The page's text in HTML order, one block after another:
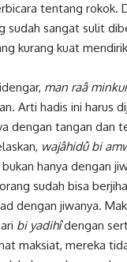
tentang rokok.
sudah sangat sulit
kurang kuat
man raâ
Arti hadis ini harus
dengan tangan dan
wajâhidû bi
bukan hanya dengan
sudah bisa
dengan jiwanya.
bi yadihîdengan
maksiat, mereka